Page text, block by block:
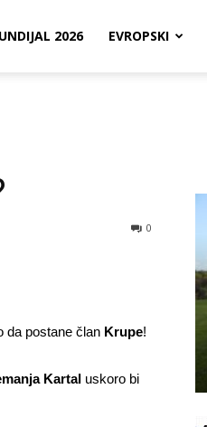
2026 EVROPSKI
0
da postane član Krupe!
Kartal uskoro bi